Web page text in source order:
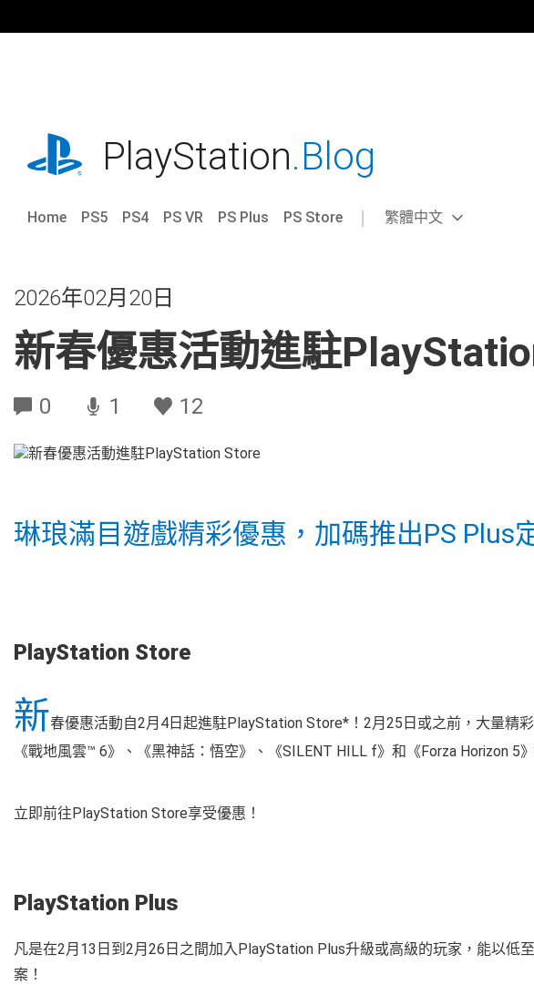
往
playstation.comPlayStation.Blog
Home PS5 PS4 PS VR PS Plus PS Store
Select
Current
繁體中文
2026年02月20日
新春優惠活動進駐
0 1 12
琳琅滿目遊戲精彩優惠，加碼推出PS Plus
PlayStation Store
新春優惠活動自2月4日起進駐PlayStation Store*！2月25日或之前，大量精
《戰地風雲™ 6》、《黑神話：悟空》、《SILENT HILL f》和《Forza Horizon 5
立即前往PlayStation Store享受優惠！
PlayStation Plus
凡是在2月13日到2月26日之間加入PlayStation Plus升級或高級的玩家，能以低
案！